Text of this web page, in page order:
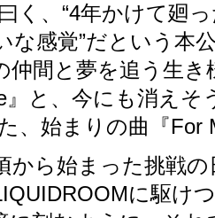
く、“4年かけて廻
な感覚”だという本
仲間と夢を追う生き
』と、今にも消え
、始まりの曲『For
から始まった挑戦
に駆け